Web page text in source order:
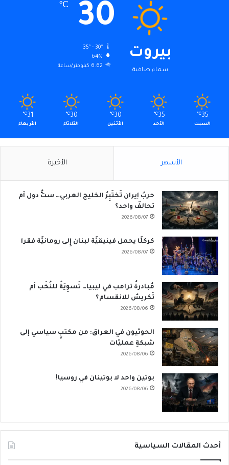
بيروت
سماء صافية
30
℃
35º - 30º
64%
6.62 كيلومتر/ساعة
35
℃
السبت
35
℃
الأحد
30
℃
الأثنين
30
℃
الثلاثاء
31
℃
الأربعاء
الأشهر الأخيرة
حربُ إيران تَختَبِرُ الخليج العربي… ستُّ دول أم
تحالفٌ واحد؟
2026/08/07
كركلَّا يحمل فينيقيَّة لبنان إِلى رومانيَّة فقرا
2026/08/07
مُبادرةُ ترامب في ليبيا… تَسوِيَةٌ للنُخَب أم
تَكريسٌ للانقسام؟
2026/08/06
الحوثيون في العراق: من مكتبٍ سياسي إلى
شبكةِ عمليّات
2026/08/06
بوتين واحد لا بوتينان في روسيا!
2026/08/06
أحدث المقالات السياسية